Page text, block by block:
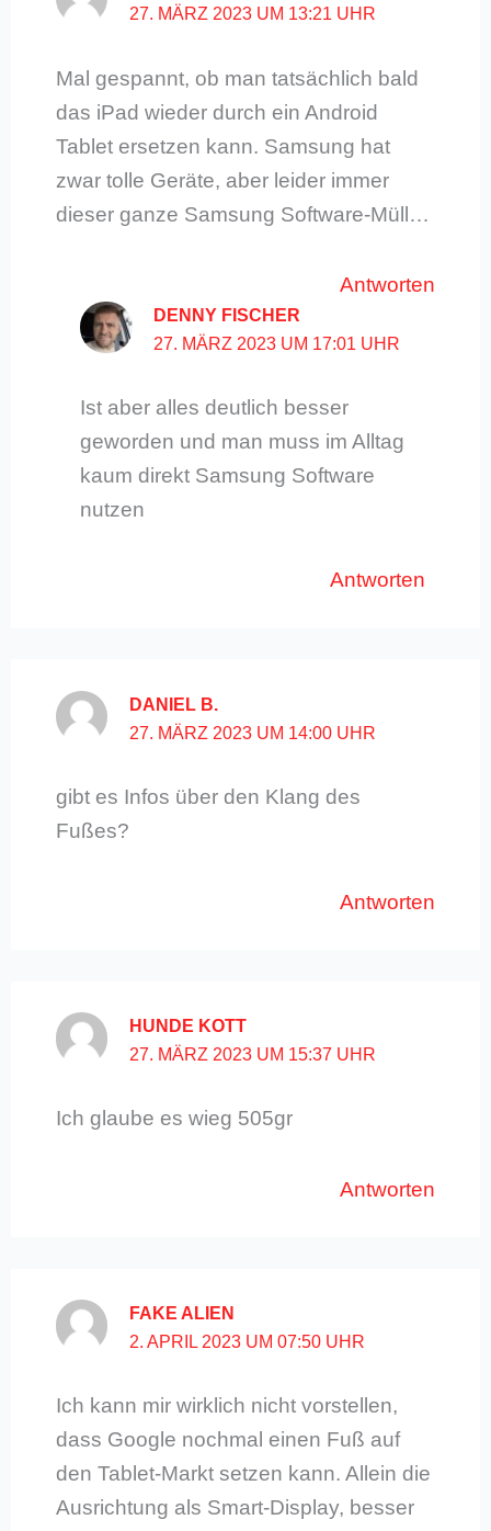
27. MÄRZ 2023 UM 13:21 UHR
Mal gespannt, ob man tatsächlich bald
das iPad wieder durch ein Android
Tablet ersetzen kann. Samsung hat
zwar tolle Geräte, aber leider immer
dieser ganze Samsung Software-Müll…
Antworten
DENNY FISCHER
27. MÄRZ 2023 UM 17:01 UHR
Ist aber alles deutlich besser
geworden und man muss im Alltag
kaum direkt Samsung Software
nutzen
Antworten
DANIEL B.
27. MÄRZ 2023 UM 14:00 UHR
gibt es Infos über den Klang des
Fußes?
Antworten
HUNDE KOTT
27. MÄRZ 2023 UM 15:37 UHR
Ich glaube es wieg 505gr
Antworten
FAKE ALIEN
2. APRIL 2023 UM 07:50 UHR
Ich kann mir wirklich nicht vorstellen,
dass Google nochmal einen Fuß auf
den Tablet-Markt setzen kann. Allein die
Ausrichtung als Smart-Display, besser